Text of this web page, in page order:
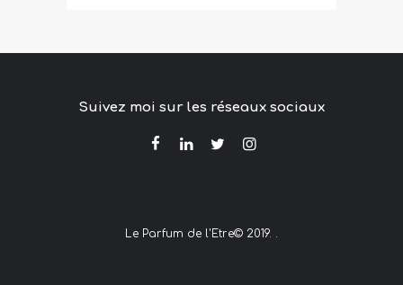
Suivez moi sur les réseaux sociaux
Le Parfum de l'Etre© 2019. .